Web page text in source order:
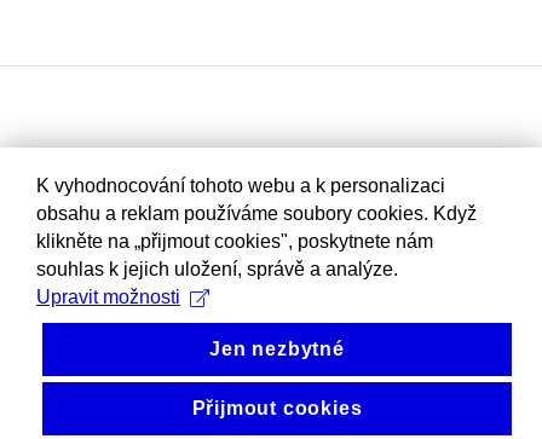
K vyhodnocování tohoto webu a k personalizaci
obsahu a reklam používáme soubory cookies. Když
klikněte na „přijmout cookies", poskytnete nám
souhlas k jejich uložení, správě a analýze.
Upravit možnosti
Jen nezbytné
Přijmout cookies